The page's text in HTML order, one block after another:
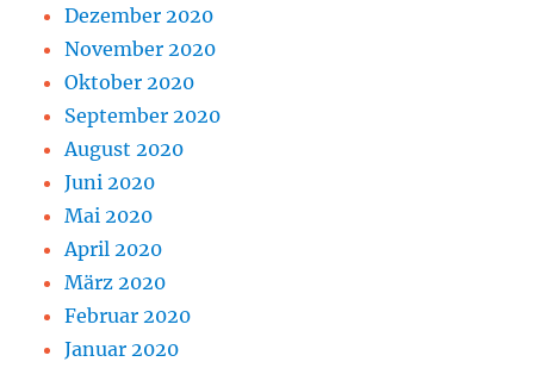
Dezember 2020
November 2020
Oktober 2020
September 2020
August 2020
Juni 2020
Mai 2020
April 2020
März 2020
Februar 2020
Januar 2020